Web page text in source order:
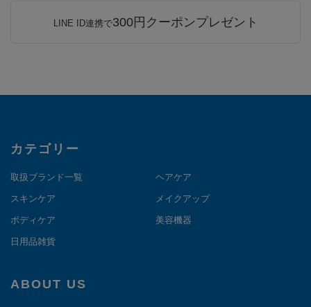
LINE ID連携で300円クーポンプレゼント
カテゴリー
取扱ブランド一覧 ヘアケア
スキンケア メイクアップ
ボディケア 美容機器
日用品雑貨
ABOUT US